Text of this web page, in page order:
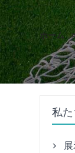
ホーム
私
